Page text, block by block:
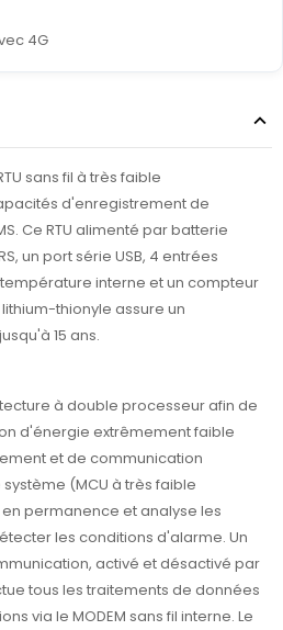
4G
sans fil à très faible
d'enregistrement de
Ce RTU alimenté par batterie
un port série USB, 4 entrées
interne et un compteur
thionyle assure un
15 ans.
à double processeur afin de
d'énergie extrêmement faible
et de communication
(MCU à très faible
permanence et analyse les
les conditions d'alarme. Un
activé et désactivé par
tous les traitements de données
via le MODEM sans fil interne. Le